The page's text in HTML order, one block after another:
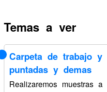
Temas a ver
Carpeta de trabajo y
puntadas y demas
Realizaremos muestras